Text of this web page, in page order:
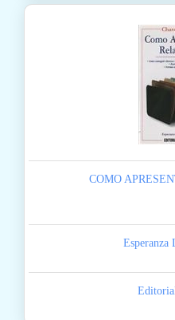
COMO
Esperanza